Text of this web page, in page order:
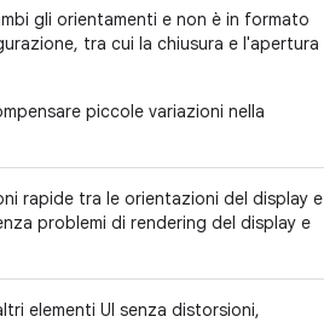
gli orientamenti e non è in formato
tra cui la chiusura e l'apertura
piccole variazioni nella
rapide tra le orientazioni del display e
problemi di rendering del display e
elementi UI senza distorsioni,